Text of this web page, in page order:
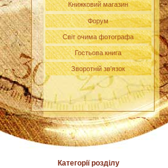
Книжковий магазин
Форум
Світ очима фотографа
Гостьова книга
Зворотній зв'язок
Категорії розділу